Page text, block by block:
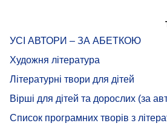
УСІ АВТОРИ – ЗА АБЕТКОЮ
Художня література
Літературні твори для дітей
Вірші для дітей та дорослих (за
Список програмних творів з